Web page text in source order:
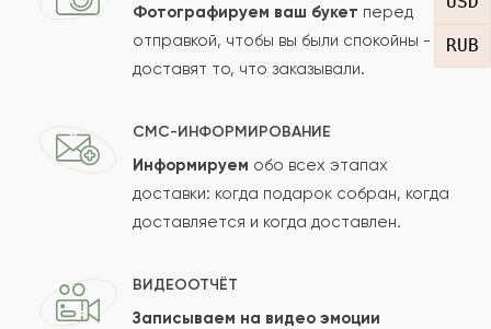
RUB
Сколько будет
Отзыв будет опубликован после проверки.
Проверяем на спам.
Фотографируем ваш букет перед
отправкой, чтобы вы были спокойны -
доставят то, что заказывали.
СМС-ИНФОРМИРОВАНИЕ
Информируем обо всех этапах
доставки: когда подарок собран, когда
доставляется и когда доставлен.
ВИДЕООТЧЁТ
Записываем на видео эмоции